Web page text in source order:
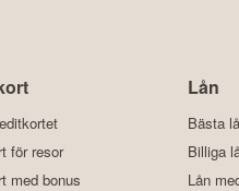
för resor
med bonus
Lån
Bästa
Billiga
Lån